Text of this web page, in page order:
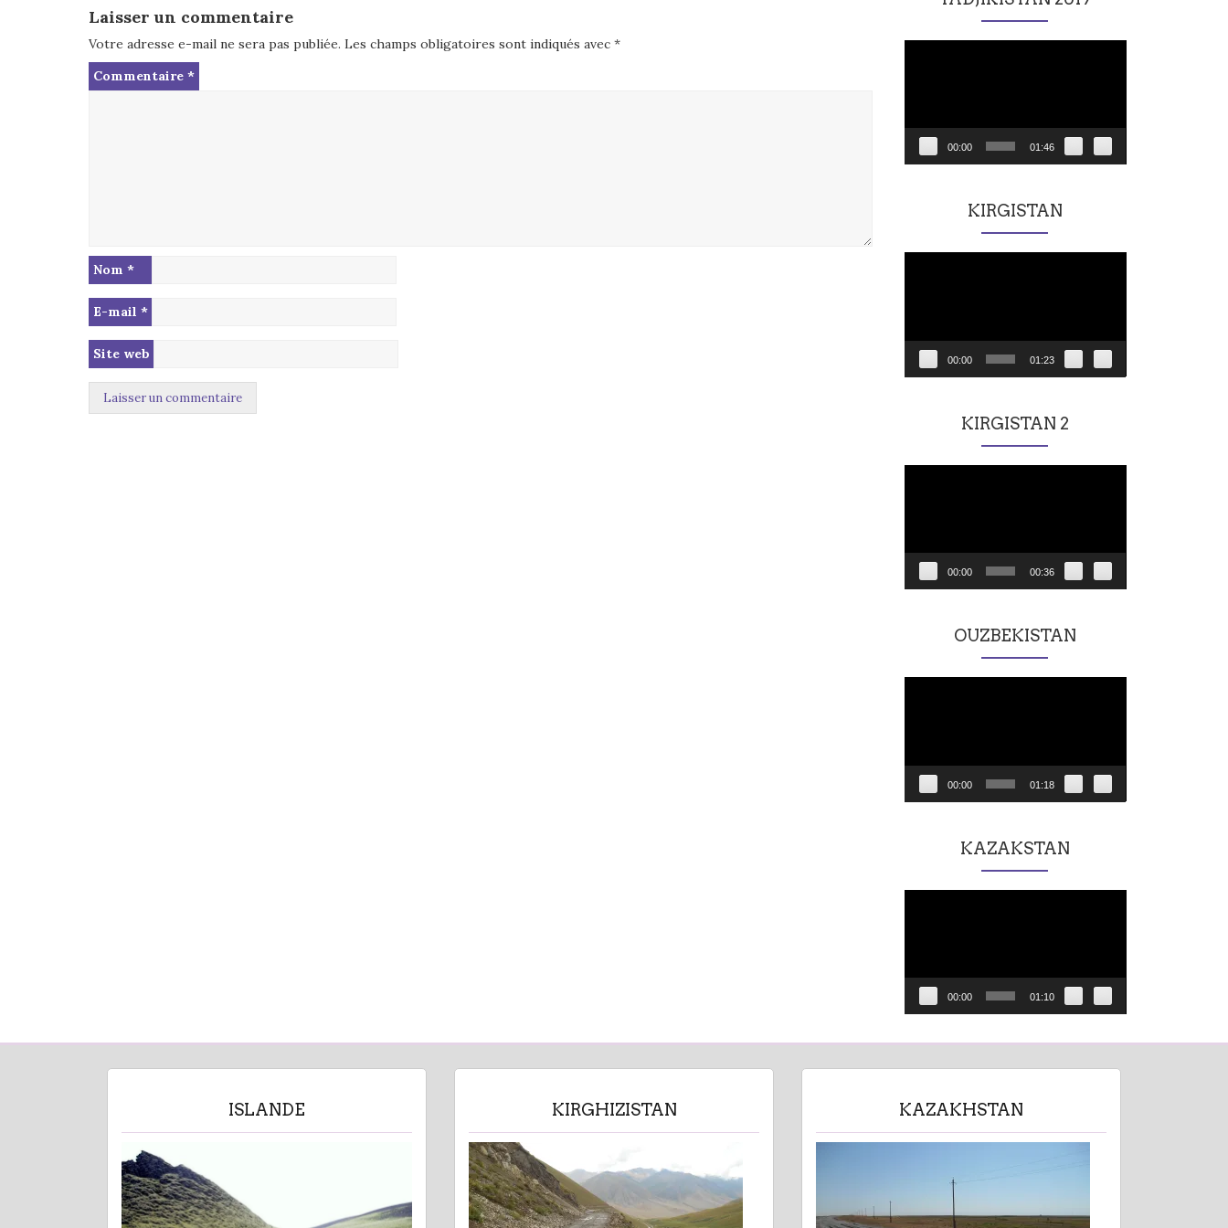
Laisser un commentaire
Votre adresse e-mail ne sera pas publiée. Les champs obligatoires sont indiqués avec *
Commentaire *
Nom *
E-mail *
Site web
00:00 01:46
KIRGISTAN
00:00 01:23
KIRGISTAN 2
00:00 00:36
OUZBEKISTAN
00:00 01:18
KAZAKSTAN
00:00 01:10
ISLANDE KIRGHIZISTAN KAZAKHSTAN